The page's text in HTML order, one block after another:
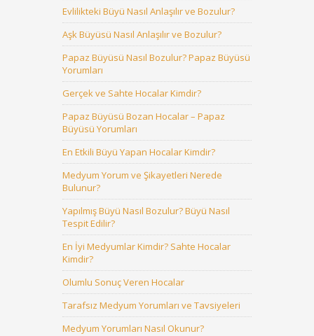
Evlilikteki Büyü Nasıl Anlaşılır ve Bozulur?
Aşk Büyüsü Nasıl Anlaşılır ve Bozulur?
Papaz Büyüsü Nasıl Bozulur? Papaz Büyüsü
Yorumları
Gerçek ve Sahte Hocalar Kimdir?
Papaz Büyüsü Bozan Hocalar – Papaz
Büyüsü Yorumları
En Etkili Büyü Yapan Hocalar Kimdir?
Medyum Yorum ve Şikayetleri Nerede
Bulunur?
Yapılmış Büyü Nasıl Bozulur? Büyü Nasıl
Tespit Edilir?
En İyi Medyumlar Kimdir? Sahte Hocalar
Kimdir?
Olumlu Sonuç Veren Hocalar
Tarafsız Medyum Yorumları ve Tavsiyeleri
Medyum Yorumları Nasıl Okunur?